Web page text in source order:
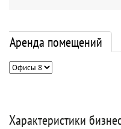
Аренда помещений
Характеристики